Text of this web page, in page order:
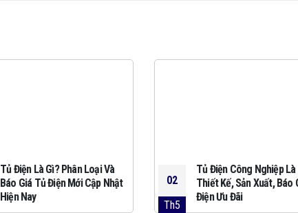
Tủ Điện Là Gì? Phân Loại Và
Báo Giá Tủ Điện Mới Cập Nhật
Hiện Nay
02
Th5
Tủ Điện Công Nghiệp Là
Thiết Kế, Sản Xuất, Báo
Điện Ưu Đãi